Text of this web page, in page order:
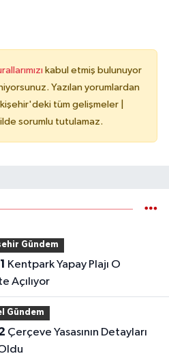
kabul etmiş bulunuyor
Yazılan yorumlardan
tüm gelişmeler |
sorumlu tutulamaz.
Gündem
Açılıyor
Gündem